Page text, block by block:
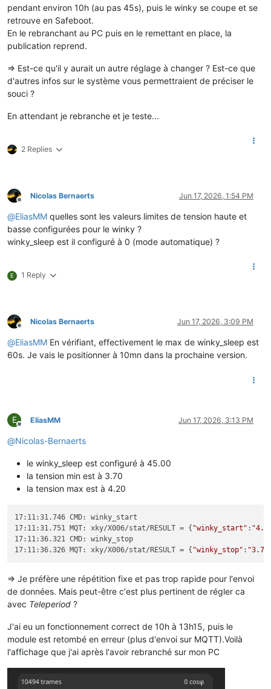
pendant environ 10h (au pas 45s), puis le winky se coupe et se
retrouve en Safeboot.
En le rebranchant au PC puis en le remettant en place, la
publication reprend.
=> Est-ce qu'il y aurait un autre réglage à changer ? Est-ce que
d'autres infos sur le système vous permettraient de préciser le
souci ?
En attendant je rebranche et je teste...
2 Replies
Offline
Nicolas Bernaerts Jun 17, 2026, 1:54 PM
@EliasMM quelles sont les valeurs limites de tension haute et
basse configurées pour le winky ?
winky_sleep est il configuré à 0 (mode automatique) ?
E 1 Reply
Offline
Nicolas Bernaerts Jun 17, 2026, 3:09 PM
@EliasMM En vérifiant, effectivement le max de winky_sleep est
60s. Je vais le positionner à 10mn dans la prochaine version.
E
Offline
EliasMM Jun 17, 2026, 3:13 PM
@Nicolas-Bernaerts
le winky_sleep est configuré à 45.00
la tension min est à 3.70
la tension max est à 4.20
17:11:31.746 CMD: winky_start
17:11:31.751 MQT: xky/X006/stat/RESULT = { "winky_start" :
17:11:36.321 CMD: winky_stop
17:11:36.326 MQT: xky/X006/stat/RESULT = { "winky_stop" :
=> Je préfère une répétition fixe et pas trop rapide pour l'envoi
de données. Mais peut-être c'est plus pertinent de régler ca
avec Teleperiod ?
J'ai eu un fonctionnement correct de 10h à 13h15, puis le
module est retombé en erreur (plus d'envoi sur MQTT).Voilà
l'affichage que j'ai après l'avoir rebranché sur mon PC